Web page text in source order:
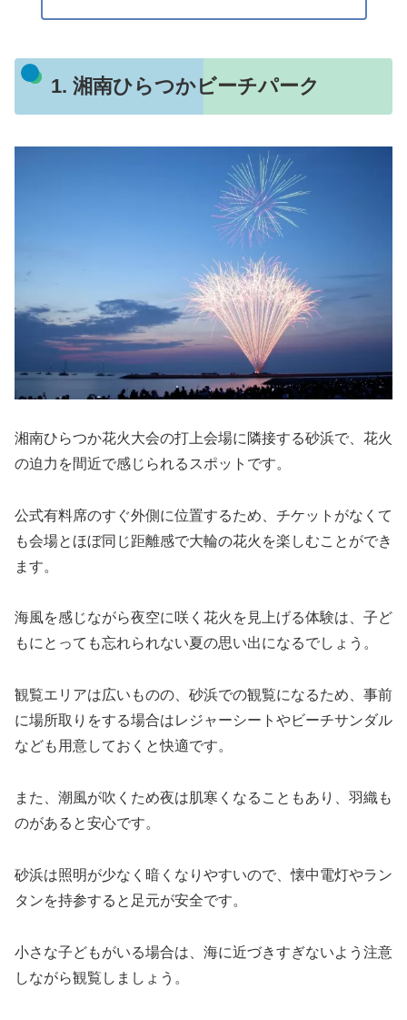
1. 湘南ひらつかビーチパーク
湘南ひらつか花火大会の打上会場に隣接する砂浜で、花火
の迫力を間近で感じられるスポットです。
公式有料席のすぐ外側に位置するため、チケットがなくて
も会場とほぼ同じ距離感で大輪の花火を楽しむことができ
ます。
海風を感じながら夜空に咲く花火を見上げる体験は、子ど
もにとっても忘れられない夏の思い出になるでしょう。
観覧エリアは広いものの、砂浜での観覧になるため、事前
に場所取りをする場合はレジャーシートやビーチサンダル
なども用意しておくと快適です。
また、潮風が吹くため夜は肌寒くなることもあり、羽織も
のがあると安心です。
砂浜は照明が少なく暗くなりやすいので、懐中電灯やラン
タンを持参すると足元が安全です。
小さな子どもがいる場合は、海に近づきすぎないよう注意
しながら観覧しましょう。